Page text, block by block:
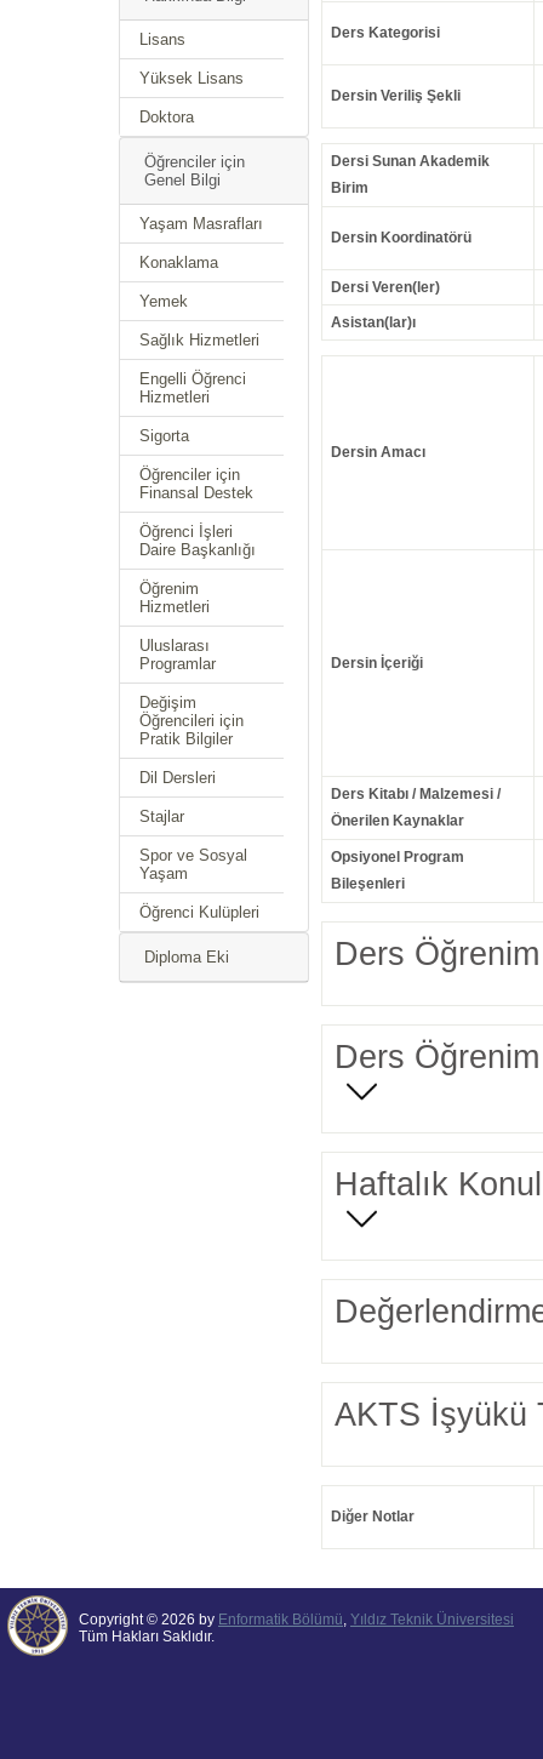
Lisans
Yüksek Lisans
Doktora
Öğrenciler için
Genel Bilgi
Yaşam Masrafları
Konaklama
Yemek
Sağlık Hizmetleri
Engelli Öğrenci
Hizmetleri
Sigorta
Öğrenciler için
Finansal Destek
Öğrenci İşleri
Daire Başkanlığı
Öğrenim
Hizmetleri
Uluslarası
Programlar
Değişim
Öğrencileri için
Pratik Bilgiler
Dil Dersleri
Stajlar
Spor ve Sosyal
Yaşam
Öğrenci Kulüpleri
Diploma Eki
Ders Kategorisi
Dersin Veriliş Şekli
Dersi Sunan Akademik
Birim
Dersin Koordinatörü
Dersi Veren(ler)
Asistan(lar)ı
Dersin Amacı
Dersin İçeriği
Ders Kitabı / Malzemesi /
Önerilen Kaynaklar
Opsiyonel Program
Bileşenleri
Ders Öğrenim
Ders Öğrenim
Haftalık
AKTS İşyükü
Diğer Notlar
Copyright © 2026 by Enformatik Bölümü, Yıldız Teknik Üniversitesi
Tüm Hakları Saklıdır.